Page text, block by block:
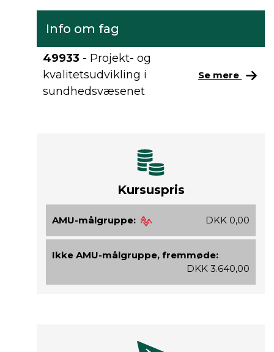
Info om fag
49933 - Projekt- og
kvalitetsudvikling i
sundhedsvæsenet
Se mere
Kursuspris
AMU-målgruppe: DKK 0,00
Ikke AMU-målgruppe, fremmøde:
DKK 3.640,00